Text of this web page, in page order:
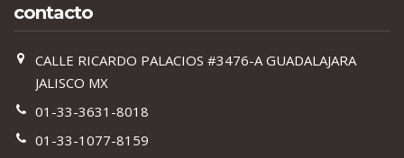
contacto
CALLE RICARDO PALACIOS #3476-A GUADALAJARA
JALISCO MX
01-33-3631-8018
01-33-1077-8159